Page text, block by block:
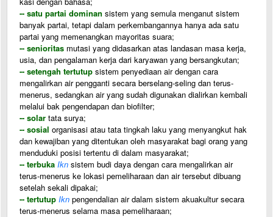
-- satu partai dominan sistem yang semula menganut sistem
banyak partai, tetapi dalam perkembangannya hanya ada satu
partai yang memenangkan mayoritas suara;
-- senioritas mutasi yang didasarkan atas landasan masa kerja,
usia, dan pengalaman kerja dari karyawan yang bersangkutan;
-- setengah tertutup sistem penyediaan air dengan cara
mengalirkan air pengganti secara berselang-seling dan terus-
menerus, sedangkan air yang sudah digunakan dialirkan kembali
melalui bak pengendapan dan biofilter;
-- solar tata surya;
-- sosial organisasi atau tata tingkah laku yang menyangkut hak
dan kewajiban yang ditentukan oleh masyarakat bagi orang yang
menduduki posisi tertentu di dalam masyarakat;
-- terbuka Ikn sistem budi daya dengan cara mengalirkan air
terus-menerus ke lokasi pemeliharaan dan air tersebut dibuang
setelah sekali dipakai;
-- tertutup Ikn pengendalian air dalam sistem akuakultur secara
terus-menerus selama masa pemeliharaan;